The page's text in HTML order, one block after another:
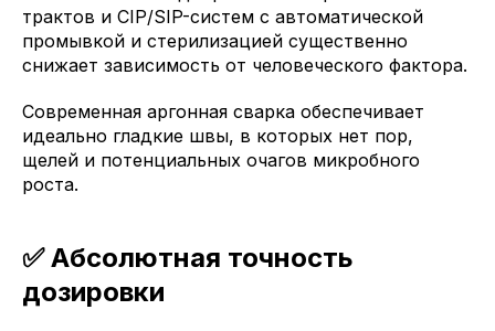
трактов и CIP/SIP-систем с автоматической
промывкой и стерилизацией существенно
снижает зависимость от человеческого фактора.
Современная аргонная сварка обеспечивает
идеально гладкие швы, в которых нет пор,
щелей и потенциальных очагов микробного
роста.
✅ Абсолютная точность
дозировки